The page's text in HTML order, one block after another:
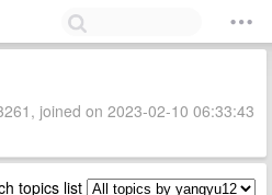
joined on 2023-02-10 06:33:43
topics list